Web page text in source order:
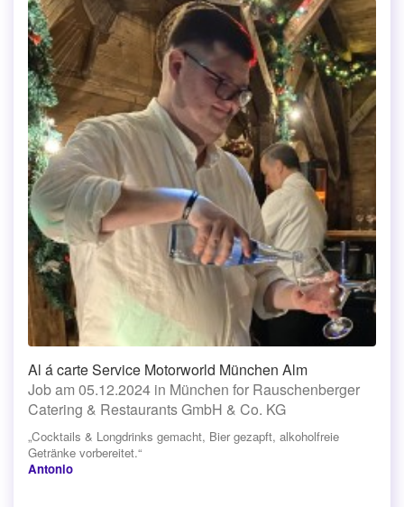
Al á carte Service Motorworld München Alm
Job am 05.12.2024 in München for Rauschenberger
Catering & Restaurants GmbH & Co. KG
„Cocktails & Longdrinks gemacht, Bier gezapft, alkoholfreie
Getränke vorbereitet.“
Antonio